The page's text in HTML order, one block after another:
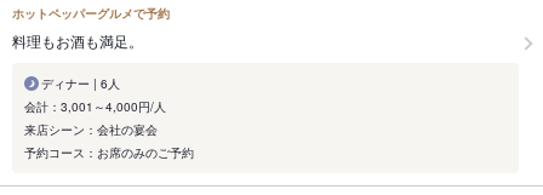
ホットペッパーグルメで予約
料理もお酒も満足。
ディナー | 6人
会計：3,001～4,000円/人
来店シーン：会社の宴会
予約コース：お席のみのご予約